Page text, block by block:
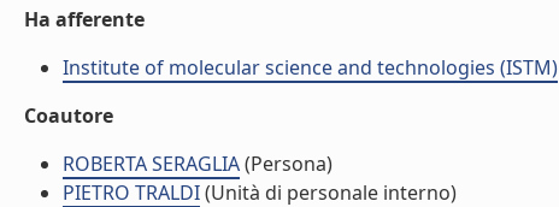
Ha afferente
Institute of molecular science and technologies (ISTM)
Coautore
ROBERTA SERAGLIA(Persona)
PIETRO TRALDI(Unità di personale interno)